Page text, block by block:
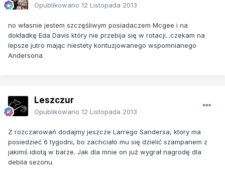
Opublikowano 12 Listopada 2013
no własnie jestem szczęśliwym posiadaczem Mcgee i na
dokładkę Eda Davis który nie przebija się w rotacji...czekam na
lepsze jutro mając niestety kontuzjowanego wspomnianego
Andersona
Leszczur
Opublikowano 12 Listopada 2013
Z rozczarowań dodajmy jeszcze Larrego Sandersa, ktory ma
posiedzieć 6 tygodni, bo zachciało mu się dzielić szampanem z
jakimś idiotą w barze. Jak dla mnie on już wygrał nagrodę dla
debila sezonu.